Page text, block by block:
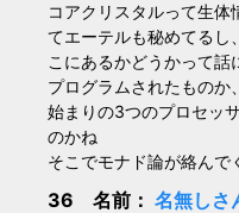
コアクリスタルって生体
てエーテルも秘めてるし
こにあるかどうかって話
プログラムされたものか
始まりの3つのプロセッ
のかね
そこでモナド論が絡んで
36 名前： 名無しさ